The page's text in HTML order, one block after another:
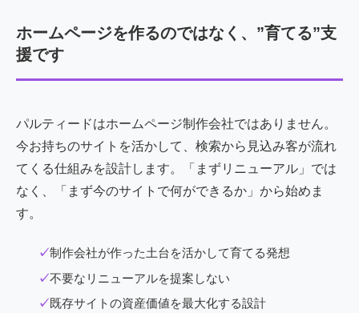
ホームページを作るのではなく、”育てる”支
援です
パルティードはホームページ制作会社ではありません。
今お持ちのサイトを活かして、検索から見込み客が流れ
てくる仕組みを設計します。「まずリニューアル」では
なく、「まず今のサイトで何ができるか」から始めま
す。
制作会社が作った土台を活かして育てる発想
不要なリニューアルを提案しない
既存サイトの資産価値を最大化する設計